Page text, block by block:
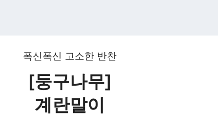
폭신폭신 고소한 반찬
[둥구나무]
계란말이